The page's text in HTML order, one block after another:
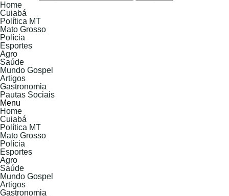
Home
Cuiabá
Política MT
Mato Grosso
Polícia
Esportes
Agro
Saúde
Mundo Gospel
Artigos
Gastronomia
Pautas Sociais
Menu
Home
Cuiabá
Política MT
Mato Grosso
Polícia
Esportes
Agro
Saúde
Mundo Gospel
Artigos
Gastronomia